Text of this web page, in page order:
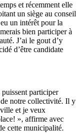
et récemment elle
un siège au conseil
un intérêt pour la
bien participer à
J’ai le gout d’y
d’être candidate
puissent participer
notre collectivité. Il y
et je veux
», affirme avec
cette municipalité.